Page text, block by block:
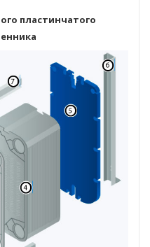
пластинчатого